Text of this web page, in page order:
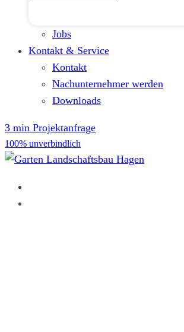
Jobs
Kontakt & Service
Kontakt
Nachunternehmer werden
Downloads
3 min Projektanfrage
100% unverbindlich